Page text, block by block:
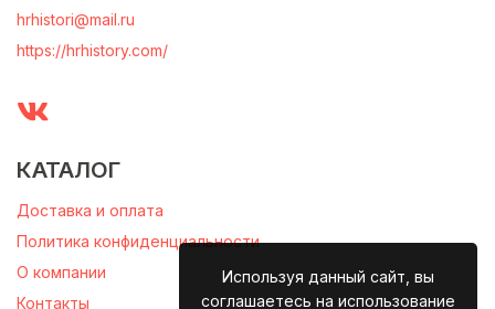
Используя данный сайт, вы
соглашаетесь на использование
hrhistori@mail.ru
https://hrhistory.com/
КАТАЛОГ
Доставка и оплата
Политика конфиденциальности
О компании
Контакты